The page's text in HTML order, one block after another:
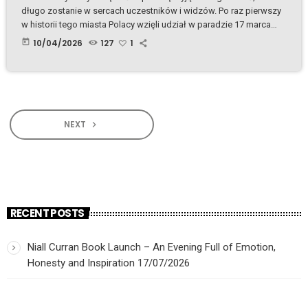
długo zostanie w sercach uczestników i widzów. Po raz pierwszy
w historii tego miasta Polacy wzięli udział w paradzie 17 marca
2026 roku. Dla polonijnej społeczności w Kerry był to moment
today 10/04/2026 127 1
NEXT navigate_next
RECENT POSTS
Niall Curran Book Launch – An Evening Full of Emotion,
Honesty and Inspiration 17/07/2026